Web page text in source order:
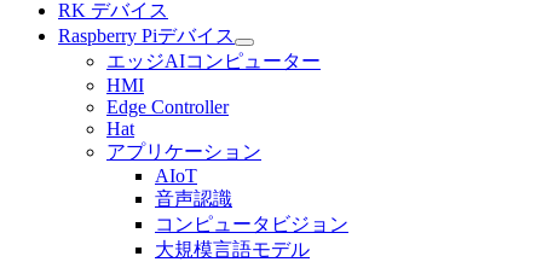
RK デバイス
Raspberry Piデバイス
エッジAIコンピューター
HMI
Edge Controller
Hat
アプリケーション
AIoT
音声認識
コンピュータビジョン
大規模言語モデル